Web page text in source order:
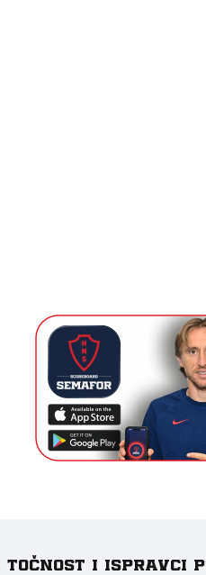
i ispravci